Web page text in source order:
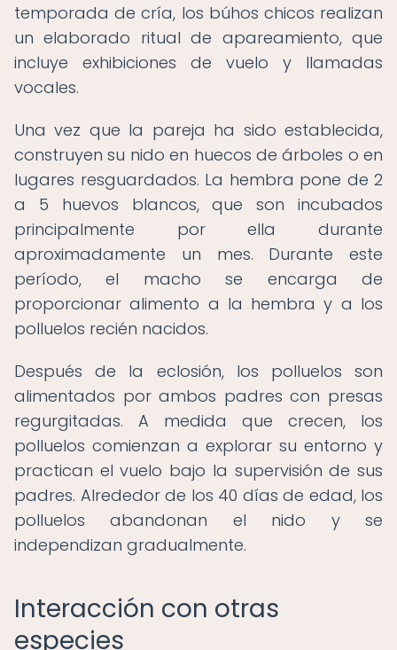
temporada de cría, los búhos chicos realizan
un elaborado ritual de apareamiento, que
incluye exhibiciones de vuelo y llamadas
vocales.
Una vez que la pareja ha sido establecida,
construyen su nido en huecos de árboles o en
lugares resguardados. La hembra pone de 2
a 5 huevos blancos, que son incubados
principalmente por ella durante
aproximadamente un mes. Durante este
período, el macho se encarga de
proporcionar alimento a la hembra y a los
polluelos recién nacidos.
Después de la eclosión, los polluelos son
alimentados por ambos padres con presas
regurgitadas. A medida que crecen, los
polluelos comienzan a explorar su entorno y
practican el vuelo bajo la supervisión de sus
padres. Alrededor de los 40 días de edad, los
polluelos abandonan el nido y se
independizan gradualmente.
Interacción con otras
especies